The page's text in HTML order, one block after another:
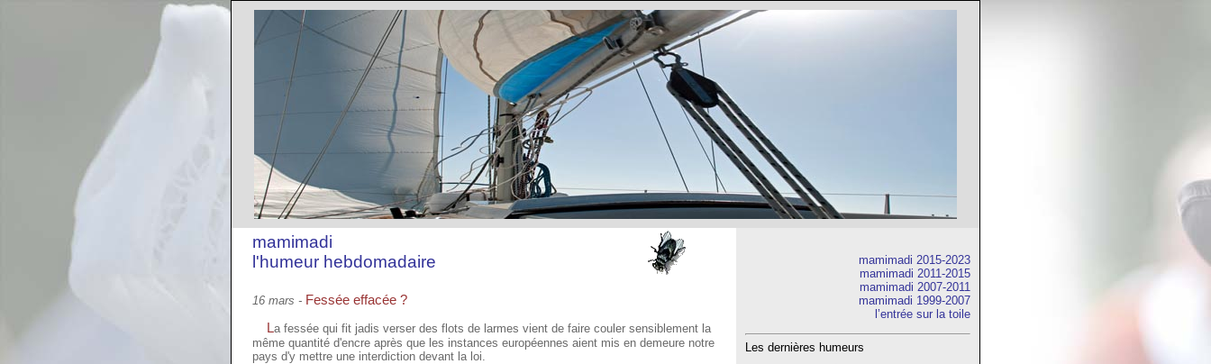
mamimadi 2015-2023
mamimadi 2011-2015
mamimadi 2007-2011
mamimadi 1999-2007
l’entrée sur la toile
Les dernières humeurs
mamimadi
l'humeur hebdomadaire
16 mars - Fessée effacée ?
La fessée qui fit jadis verser des flots de larmes vient de faire couler sensiblement la
même quantité d'encre après que les instances européennes aient mis en demeure notre
pays d'y mettre une interdiction devant la loi.